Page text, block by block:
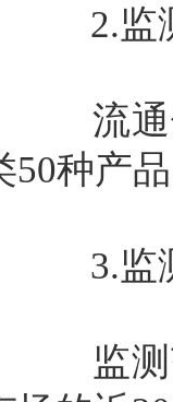
2.监
流通领
50种产
3.监
监测范